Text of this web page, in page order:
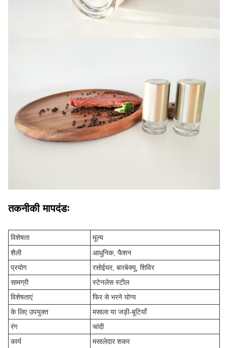
तकनीकी मापदंडः
विशेषता
मूल्य
शैली
आधुनिक, फैशन
प्रयोग
रसोईघर, बारबेक्यू, शिविर
सामग्री
स्टेनलेस स्टील
विशेषताएं
फिर से भरने योग्य
के लिए उपयुक्त
मसाला या जड़ी-बूटियाँ
रंग
चांदी
कार्य
मसालेदार शकर